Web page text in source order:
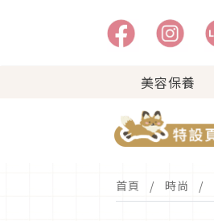
美容保養
首頁 時尚